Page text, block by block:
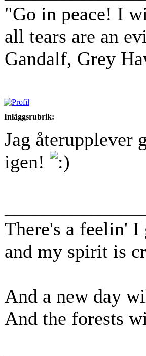
"Go in peace! I
all tears are an
Gandalf, Grey
Inläggsrubrik:
Jag återupplever
igen!
There's a feelin'
and my spirit is
And a new day
And the forests